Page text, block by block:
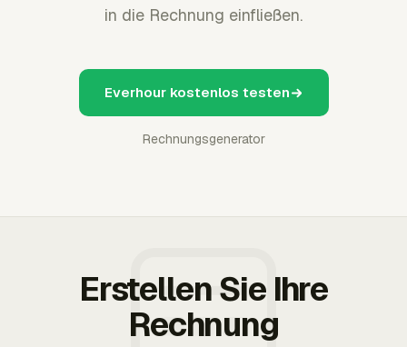
in die Rechnung einfließen.
Everhour kostenlos testen
Rechnungsgenerator
Erstellen Sie Ihre
Rechnung